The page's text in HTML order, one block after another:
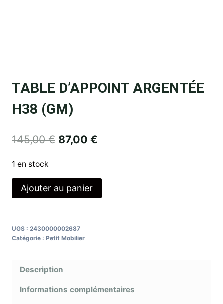
TABLE D’APPOINT ARGENTÉE
H38 (GM)
145,00€ 87,00 €
1 en stock
Ajouter au panier
UGS : 2430000002687
Catégorie : Petit Mobilier
Description
Informations complémentaires